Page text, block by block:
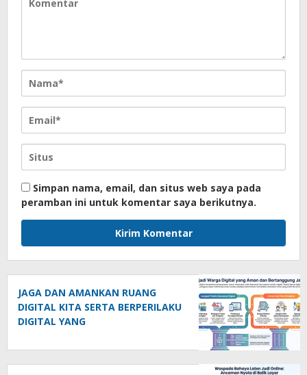
Simpan nama, email, dan situs web saya pada
peramban ini untuk komentar saya berikutnya.
JAGA DAN AMANKAN RUANG
DIGITAL KITA SERTA BERPERILAKU
DIGITAL YANG